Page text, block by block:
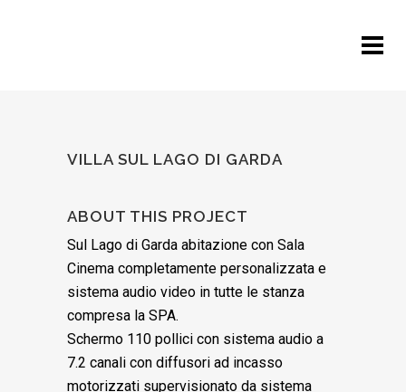
VILLA SUL LAGO DI GARDA
ABOUT THIS PROJECT
Sul Lago di Garda abitazione con Sala
Cinema completamente personalizzata e
sistema audio video in tutte le stanza
compresa la SPA.
Schermo 110 pollici con sistema audio a
7.2 canali con diffusori ad incasso
motorizzati supervisionato da sistema